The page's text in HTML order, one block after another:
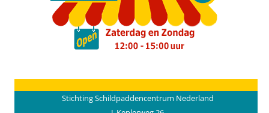
Stichting Schildpaddencentrum Nederland